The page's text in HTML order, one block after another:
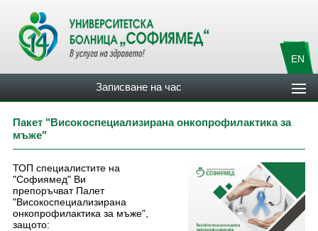
EN
Записване на час
Пакет "Високоспециализирана онкопрофилактика за
мъже"
ТОП специалистите на
"Софиямед" Ви
препоръчват Палет
"Високоспециализирана
онкопрофилактика за мъже",
защото: